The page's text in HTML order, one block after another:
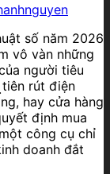
số năm 2026
vô vàn những
người tiêu
rút điện
hay cửa hàng
định mua
công cụ chỉ
doanh đắt